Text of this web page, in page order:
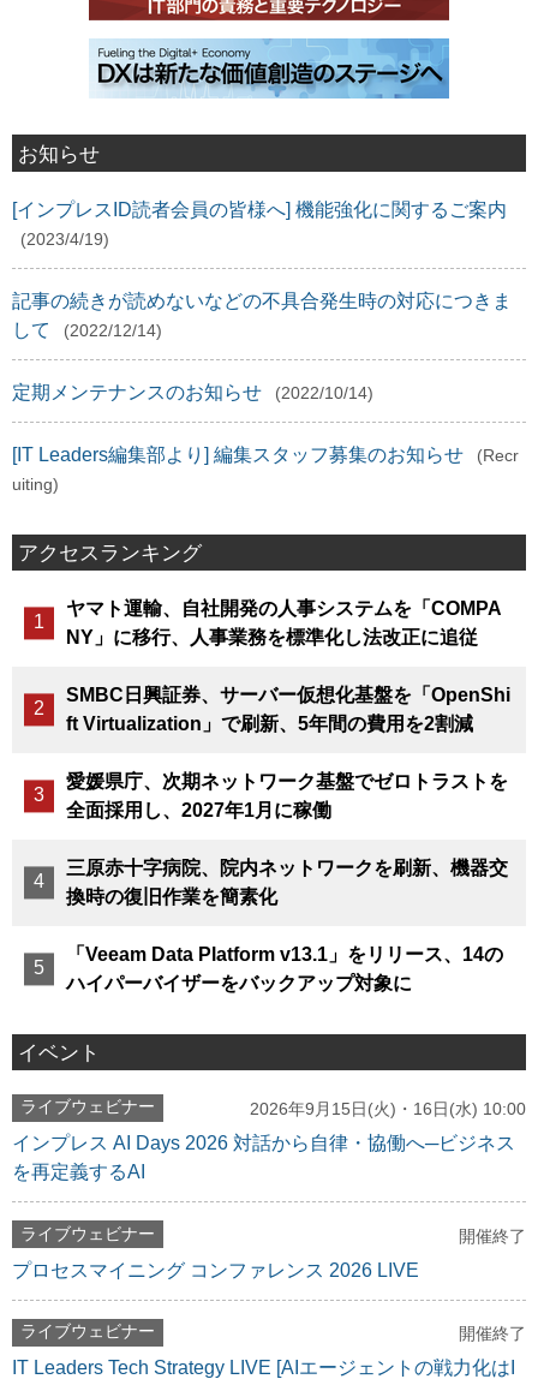
お知らせ
[インプレスID読者会員の皆様へ] 機能強化に関するご案内
(2023/4/19)
記事の続きが読めないなどの不具合発生時の対応につきま
して
(2022/12/14)
定期メンテナンスのお知らせ (2022/10/14)
[IT Leaders編集部より] 編集スタッフ募集のお知らせ
(Recr
uiting)
アクセスランキング
ヤマト運輸、自社開発の人事システムを「COMPA
NY」に移行、人事業務を標準化し法改正に追従
SMBC日興証券、サーバー仮想化基盤を「OpenShi
ft Virtualization」で刷新、5年間の費用を2割減
愛媛県庁、次期ネットワーク基盤でゼロトラストを
全面採用し、2027年1月に稼働
三原赤十字病院、院内ネットワークを刷新、機器交
換時の復旧作業を簡素化
「Veeam Data Platform v13.1」をリリース、14の
ハイパーバイザーをバックアップ対象に
イベント
ライブウェビナー 2026年9月15日(火)・16日(水) 10:00
インプレス AI Days 2026 対話から自律・協働へ─ビジネス
を再定義するAI
ライブウェビナー 開催終了
プロセスマイニング コンファレンス 2026 LIVE
ライブウェビナー 開催終了
IT Leaders Tech Strategy LIVE [AIエージェントの戦力化はI